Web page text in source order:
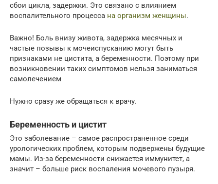
сбои цикла, задержки. Это связано с влиянием
воспалительного процесса на организм женщины.
Важно! Боль внизу живота, задержка месячных и
частые позывы к мочеиспусканию могут быть
признаками не цистита, а беременности. Поэтому при
возникновении таких симптомов нельзя заниматься
самолечением
Нужно сразу же обращаться к врачу.
Беременность и цистит
Это заболевание – самое распространенное среди
урологических проблем, которым подвержены будущие
мамы. Из-за беременности снижается иммунитет, а
значит – больше риск воспаления мочевого пузыря.